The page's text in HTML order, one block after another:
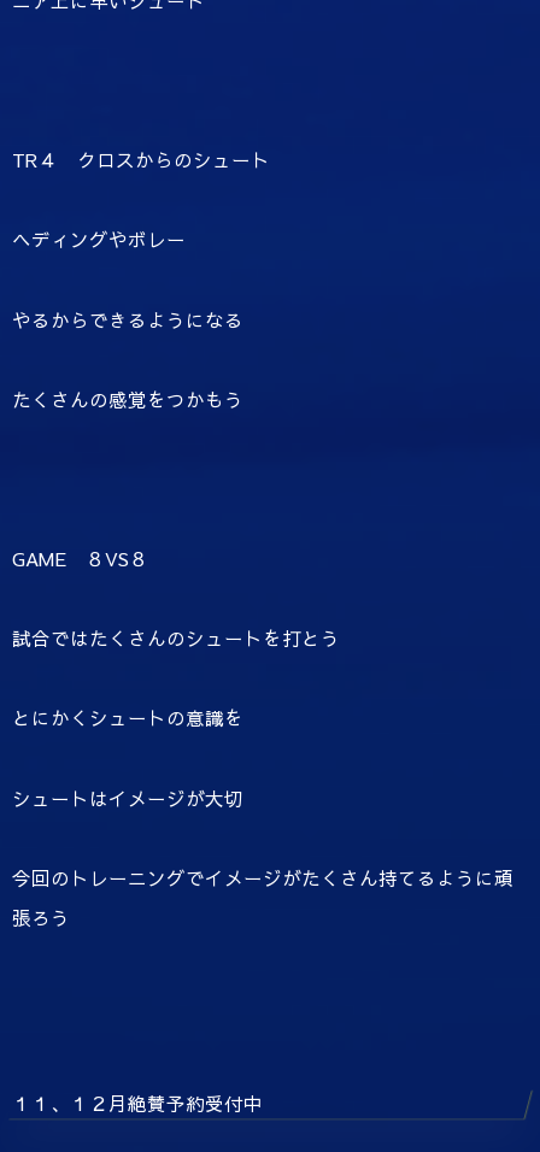
TR４ クロスからのシュート
ヘディングやボレー
やるからできるようになる
たくさんの感覚をつかもう
GAME ８VS８
試合ではたくさんのシュートを打とう
とにかくシュートの意識を
シュートはイメージが大切
今回のトレーニングでイメージがたくさん持てるように頑
張ろう
１１、１２月絶賛予約受付中